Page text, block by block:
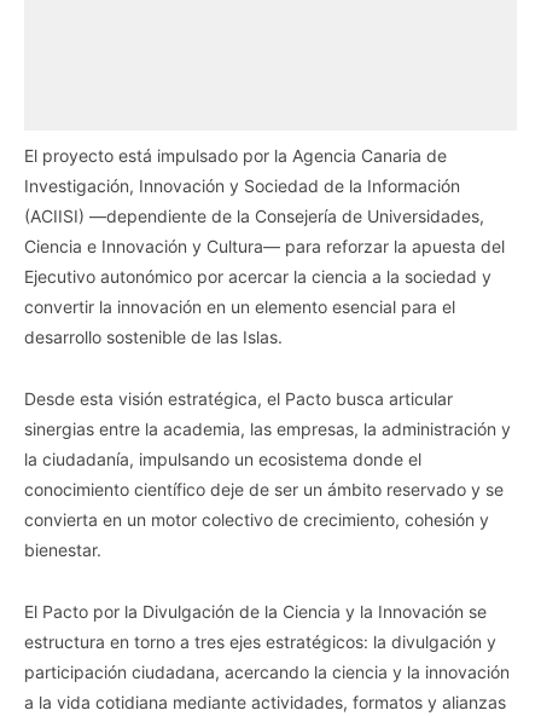
El proyecto está impulsado por la Agencia Canaria de
Investigación, Innovación y Sociedad de la Información
(ACIISI) —dependiente de la Consejería de Universidades,
Ciencia e Innovación y Cultura— para reforzar la apuesta del
Ejecutivo autonómico por acercar la ciencia a la sociedad y
convertir la innovación en un elemento esencial para el
desarrollo sostenible de las Islas.
Desde esta visión estratégica, el Pacto busca articular
sinergias entre la academia, las empresas, la administración y
la ciudadanía, impulsando un ecosistema donde el
conocimiento científico deje de ser un ámbito reservado y se
convierta en un motor colectivo de crecimiento, cohesión y
bienestar.
El Pacto por la Divulgación de la Ciencia y la Innovación se
estructura en torno a tres ejes estratégicos: la divulgación y
participación ciudadana, acercando la ciencia y la innovación
a la vida cotidiana mediante actividades, formatos y alianzas